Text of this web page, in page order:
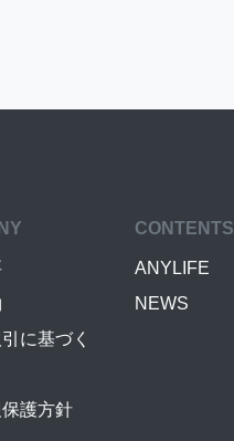
に基づく
護方針
CONTENTS
ANYLIFE
NEWS